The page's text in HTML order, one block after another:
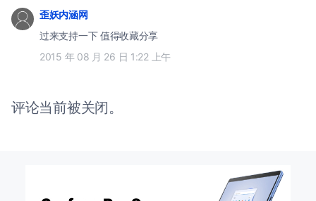
歪妖内涵网
过来支持一下 值得收藏分享
2015 年 08 月 26 日 1:22 上午
评论当前被关闭。